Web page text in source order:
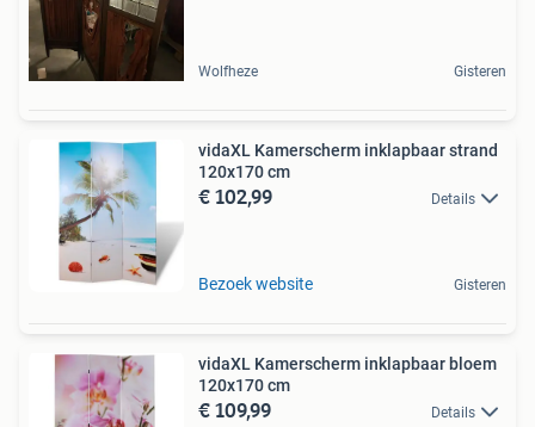
Wolfheze Gisteren
vidaXL Kamerscherm inklapbaar strand
120x170 cm
€ 102,99 Details
Bezoek website Gisteren
vidaXL Kamerscherm inklapbaar bloem
120x170 cm
€ 109,99 Details